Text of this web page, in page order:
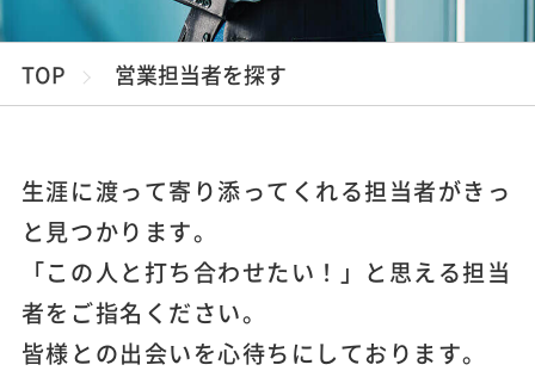
TOP 営業担当者を探す
生涯に渡って寄り添ってくれる担当者がきっ
と見つかります。
「この人と打ち合わせたい！」と思える担当
者をご指名ください。
皆様との出会いを心待ちにしております。